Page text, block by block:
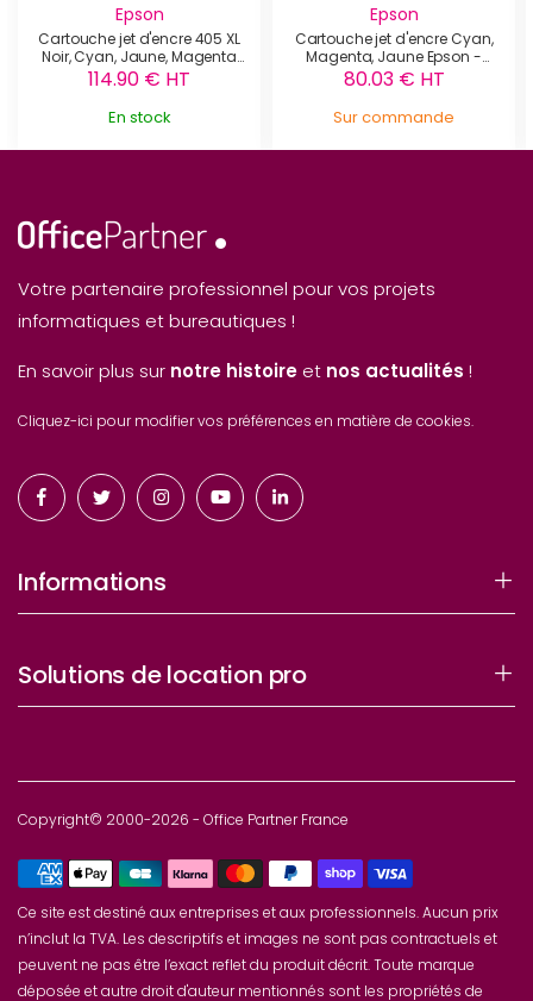
Epson
Cartouche jet d'encre 405 XL
Noir, Cyan, Jaune, Magenta
Epson - C13T05H64010
114.90 € HT
En stock
Epson
Cartouche jet d'encre Cyan,
Magenta, Jaune Epson -
C13T27154012
80.03 € HT
Sur commande
Votre partenaire professionnel pour vos projets
informatiques et bureautiques !
En savoir plus sur notre histoire et nos actualités !
Cliquez-ici pour modifier vos préférences en matière de cookies.
Informations
Solutions de location pro
Copyright© 2000-2026 - Office Partner France
Ce site est destiné aux entreprises et aux professionnels. Aucun prix
n’inclut la TVA. Les descriptifs et images ne sont pas contractuels et
peuvent ne pas être l’exact reflet du produit décrit. Toute marque
déposée et autre droit d'auteur mentionnés sont les propriétés de